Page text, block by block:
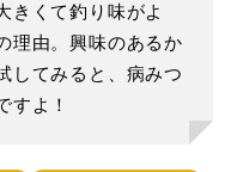
きくて釣り味がよ
理由。興味のあるか
してみると、病みつ
すよ！